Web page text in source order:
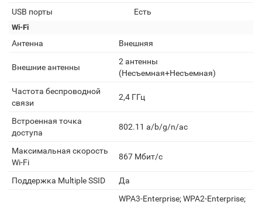
USB порты Есть
Wi-Fi
Антенна Внешняя
Внешние антенны
2 антенны
(Несъемная+Несъемная)
Частота беспроводной
связи
2,4 ГГц
Встроенная точка
доступа
802.11 a/b/g/n/ас
Максимальная скорость
Wi-Fi
867 Мбит/с
Поддержка Multiple SSID Да
WPA3-Enterprise; WPA2-Enterprise;